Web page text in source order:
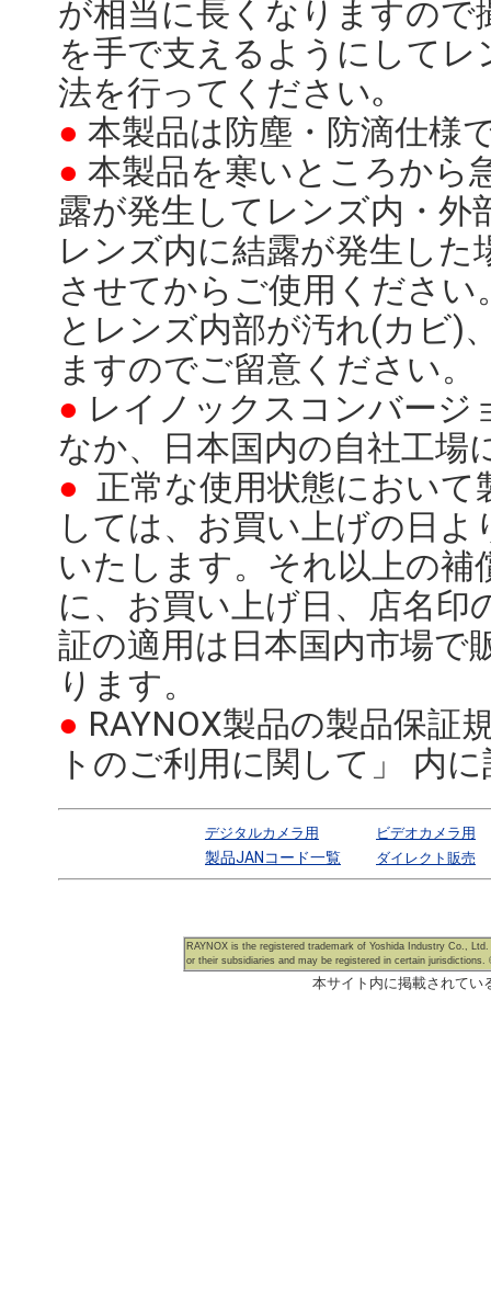
が相当に長くなりますの
を手で支えるようにして
法を行ってください｡
● 本製品は防塵・防滴仕様
● 本製品を寒いところから
露が発生してレンズ内・
レンズ内に結露が発生し
させてからご使用くださ
とレンズ内部が汚れ(カビ)
ますのでご留意ください。
● レイノックスコンバージ
なか、日本国内の自社工場
● 正常な使用状態におい
しては、お買い上げの日
いたします。それ以上の
に、お買い上げ日、店名
証の適用は日本国内市場で
ります。
● RAYNOX製品の製品保証
トのご利用に関して」 内
デジタルカメラ用 ビデオカメラ用
製品JANコード一覧 ダイレクト販売
RAYNOX is the registered trademark of Yoshida Industry Co.,
or their subsidiaries and may be registered in certain jurisdictions.
本サイト内に掲載されてい